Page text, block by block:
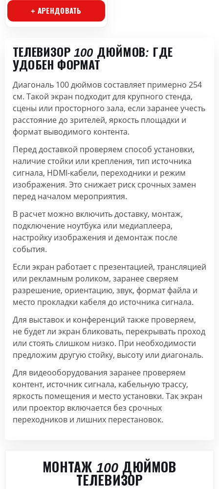
+ АРЕНДОВАТЬ
ТЕЛЕВИЗОР 100 ДЮЙМОВ: ГДЕ
УДОБЕН ФОРМАТ
Диагональ 100 дюймов составляет примерно 254
см. Такой экран подходит для крупного стенда,
сцены или просторного зала, если заранее учесть
расстояние до зрителей, яркость площадки и
формат выводимого контента.
Перед доставкой проверяем способ установки,
наличие стойки или крепления, тип источника
сигнала, HDMI-кабели, переходники и режим
изображения. Это снижает риск срочных замен
перед началом мероприятия.
В расчет можно включить доставку, монтаж,
подключение ноутбука или медиаплеера,
настройку изображения и демонтаж после
события.
Если экран работает с презентацией, трансляцией
или рекламным роликом, заранее сверяем
разрешение, ориентацию, звук, формат файла и
место прокладки кабеля до источника сигнала.
Для выставок и конференций также проверяем,
не будет ли экран бликовать, перекрывать проход
или стоять слишком низко. При необходимости
предложим другую стойку, высоту или диагональ.
Для видеооборудования заранее проверяем
контент, источник сигнала, кабельную трассу,
яркость помещения и место установки. Так экран
или проектор включается без срочных
переходников и лишних перестановок.
МОНТАЖ 100 ДЮЙМОВ
ТЕЛЕВИЗОР